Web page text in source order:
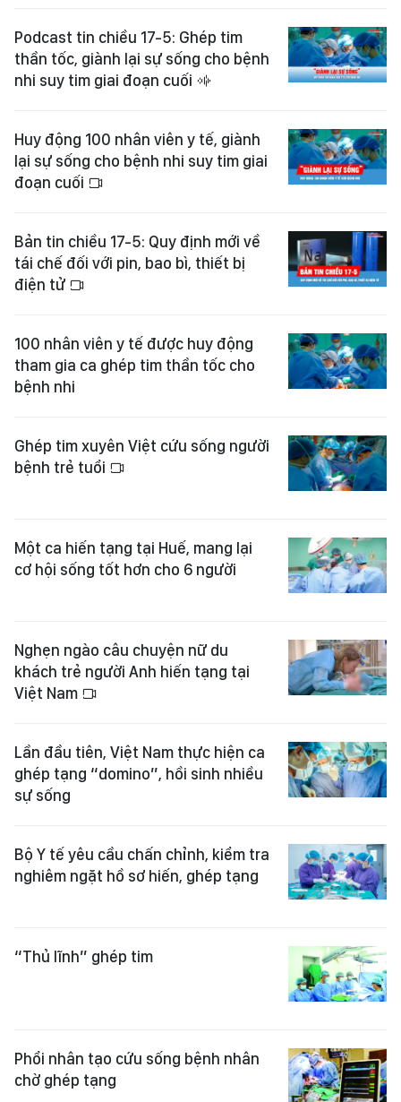
Podcast tin chiều 17-5: Ghép tim
thần tốc, giành lại sự sống cho bệnh
nhi suy tim giai đoạn cuối
Huy động 100 nhân viên y tế, giành
lại sự sống cho bệnh nhi suy tim giai
đoạn cuối
Bản tin chiều 17-5: Quy định mới về
tái chế đối với pin, bao bì, thiết bị
điện tử
100 nhân viên y tế được huy động
tham gia ca ghép tim thần tốc cho
bệnh nhi
Ghép tim xuyên Việt cứu sống người
bệnh trẻ tuổi
Một ca hiến tạng tại Huế, mang lại
cơ hội sống tốt hơn cho 6 người
Nghẹn ngào câu chuyện nữ du
khách trẻ người Anh hiến tạng tại
Việt Nam
Lần đầu tiên, Việt Nam thực hiện ca
ghép tạng “domino”, hồi sinh nhiều
sự sống
Bộ Y tế yêu cầu chấn chỉnh, kiểm tra
nghiêm ngặt hồ sơ hiến, ghép tạng
“Thủ lĩnh” ghép tim
Phổi nhân tạo cứu sống bệnh nhân
chờ ghép tạng